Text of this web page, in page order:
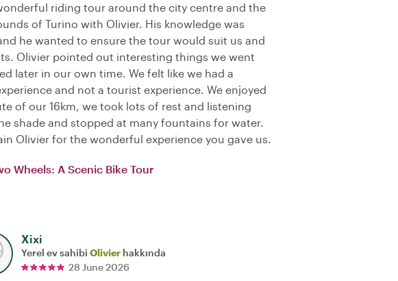
riding tour around the city centre and the
of Turino with Olivier. His knowledge was
he wanted to ensure the tour would suit us and
Olivier pointed out interesting things we went
later in our own time. We felt like we had a
and not a tourist experience. We enjoyed
of our 16km, we took lots of rest and listening
shade and stopped at many fountains for water.
Olivier for the wonderful experience you gave us.
Wheels: A Scenic Bike Tour
Xixi
Yerel ev sahibi Olivier hakkında
28 June 2026